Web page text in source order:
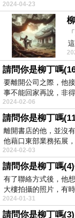
2024-04-23
請問你是柳丁嗎
要離開公司之際，他
事不能回家再說，非
2024-02-06
請問你是柳丁嗎
離開書店的他，並沒
他藉口東部業務拓展
2024-02-03
請問你是柳丁嗎
有了聯絡方式後，他
大樓拍攝的照片，有
2024-01-31
請問你是柳丁嗎(3)